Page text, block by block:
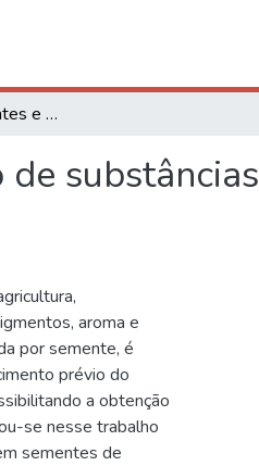
Maturação de sementes e aplicação pré-produção de substâncias antietilênicas em pimenta ornamental
substâncias
aroma e
por semente, é
prévio do
a obtenção
se nesse trabalho
sementes de